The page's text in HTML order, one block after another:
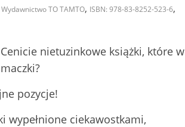
TO TAMTO, ISBN: 978-83-8252-523-6,
nietuzinkowe książki, które w
pozycje!
wypełnione ciekawostkami,